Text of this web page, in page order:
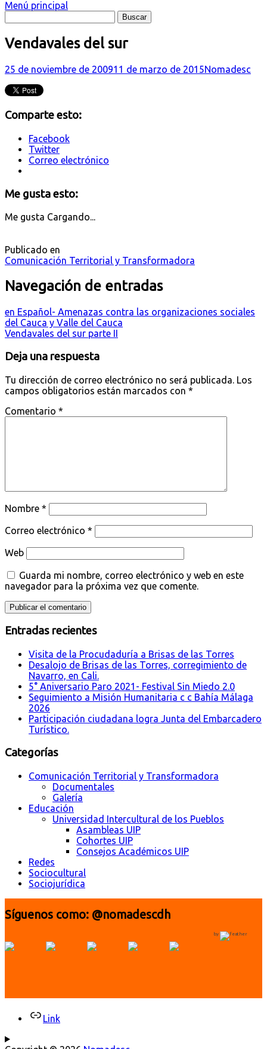
Menú principal
Vendavales del sur
25 de noviembre de 200911 de marzo de 2015Nomadesc
Comparte esto:
Facebook
Twitter
Correo electrónico
Me gusta esto:
Me gusta Cargando...
Publicado en
Comunicación Territorial y Transformadora
Navegación de entradas
en Español- Amenazas contra las organizaciones sociales
del Cauca y Valle del Cauca
Vendavales del sur parte II
Deja una respuesta
Tu dirección de correo electrónico no será publicada. Los
campos obligatorios están marcados con *
Comentario *
Nombre *
Correo electrónico *
Web
Guarda mi nombre, correo electrónico y web en este
navegador para la próxima vez que comente.
Entradas recientes
Visita de la Procudaduría a Brisas de las Torres
Desalojo de Brisas de las Torres, corregimiento de
Navarro, en Cali.
5° Aniversario Paro 2021- Festival Sin Miedo 2.0
Seguimiento a Misión Humanitaria c c Bahía Málaga
2026
Participación ciudadana logra Junta del Embarcadero
Turístico.
Categorías
Comunicación Territorial y Transformadora
Documentales
Galería
Educación
Universidad Intercultural de los Pueblos
Asambleas UIP
Cohortes UIP
Consejos Académicos UIP
Redes
Sociocultural
Sociojurídica
Síguenos como: @nomadescdh
by
Link